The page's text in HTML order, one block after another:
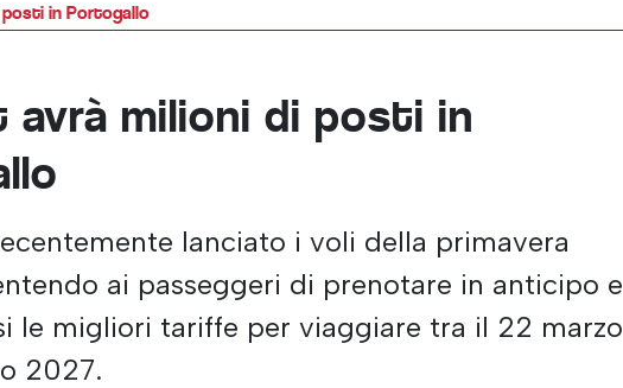
in Portogallo
avrà milioni di posti in
lanciato i voli della primavera
ai passeggeri di prenotare in anticipo e
le migliori tariffe per viaggiare tra il 22 marzo
2027.